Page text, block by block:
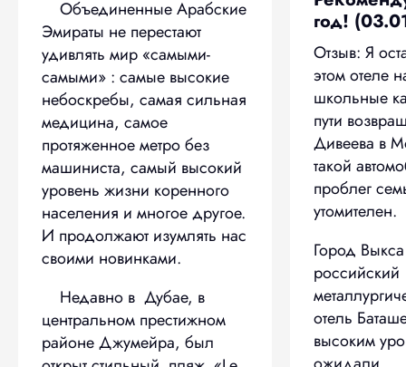
Объединенные Арабские
Эмираты не перестают
удивлять мир «самыми-
самыми» : самые высокие
небоскребы, самая сильная
медицина, самое
протяженное метро без
машиниста, самый высокий
уровень жизни коренного
населения и многое другое.
И продолжают изумлять нас
своими новинками.
Недавно в Дубае, в
центральном престижном
районе Джумейра, был
год!
Отзыв: Я
этом отеле
школьные
пути
Дивеева в
такой
проблег
утомителен.
Город
российский
отель
высоким